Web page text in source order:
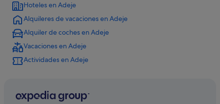
Hoteles cerca de Club náutico Puerto Colón
Hoteles de lujo en Costa Adeje
Bahia Principe hoteles en Costa Adeje
Hoteles con gimnasio en Costa Adeje
Hoteles cerca de Playa de Fañabé
Marriott Hotels & Resorts en Costa Adeje
Hoteles en Adeje
Alquileres de vacaciones en Adeje
Alquiler de coches en Adeje
Vacaciones en Adeje
Actividades en Adeje